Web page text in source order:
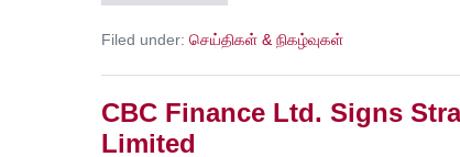
Filed under: செய்திகள் & நிகழ்வுகள்
CBC Finance Ltd. Signs
Limited